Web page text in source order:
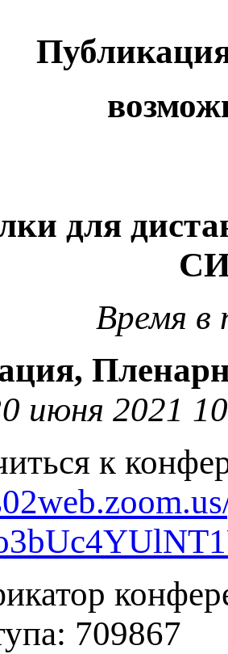
для
Время в
июня 2021
к
709867